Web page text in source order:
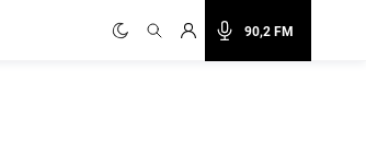
90,2 FM